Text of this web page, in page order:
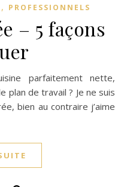
, PROFESSIONNELS
– 5 façons
plan de travail ? Je ne suis
bien au contraire j’aime